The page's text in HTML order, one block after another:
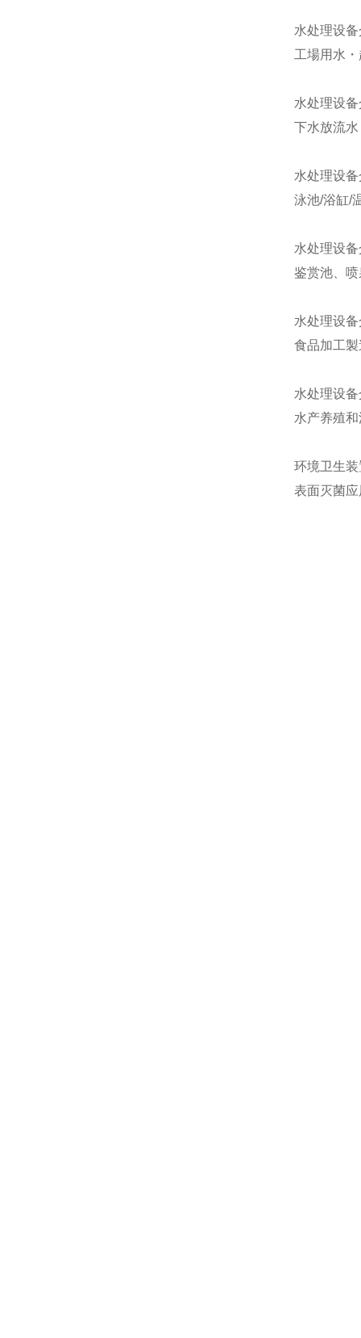
水处理设
工場用水
水处理设
下水放流
水处理设
泳池/浴缸/
水处理设
鉴赏池、
水处理设
食品加工
水处理设
水产养殖
环境卫生
表面灭菌